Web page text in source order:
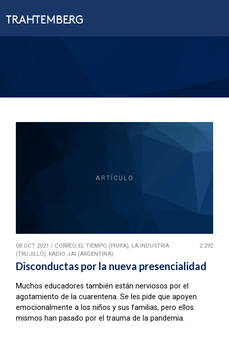
ARTÍCULO
08 OCT 2021 / CORREO, EL TIEMPO (PIURA), LA INDUSTRIA
(TRUJILLO), RADIO JAI (ARGENTINA)
2.292
Disconductas por la nueva presencialidad
Muchos educadores también están nerviosos por el
agotamiento de la cuarentena. Se les pide que apoyen
emocionalmente a los niños y sus familias, pero ellos
mismos han pasado por el trauma de la pandemia.